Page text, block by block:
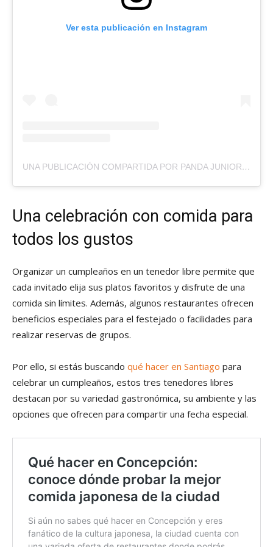
Ver esta publicación en Instagram
UNA PUBLICACIÓN COMPARTIDA POR PANDA JUNIOR (@PANDAJUNIOR_SANTIAGO)
Una celebración con comida para
todos los gustos
Organizar un cumpleaños en un tenedor libre permite que
cada invitado elija sus platos favoritos y disfrute de una
comida sin límites. Además, algunos restaurantes ofrecen
beneficios especiales para el festejado o facilidades para
realizar reservas de grupos.
Por ello, si estás buscando qué hacer en Santiago para
celebrar un cumpleaños, estos tres tenedores libres
destacan por su variedad gastronómica, su ambiente y las
opciones que ofrecen para compartir una fecha especial.